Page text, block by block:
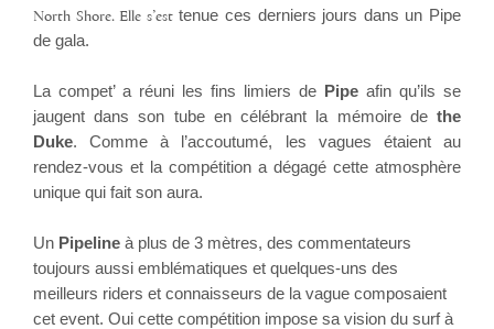
North Shore. Elle s’est tenue ces derniers jours dans un Pipe
de gala.
La compet’ a réuni les fins limiers de Pipe afin qu’ils se
jaugent dans son tube en célébrant la mémoire de the
Duke. Comme à l’accoutumé, les vagues étaient au
rendez-vous et la compétition a dégagé cette atmosphère
unique qui fait son aura.
Un Pipeline à plus de 3 mètres, des commentateurs
toujours aussi emblématiques et quelques-uns des
meilleurs riders et connaisseurs de la vague composaient
cet event. Oui cette compétition impose sa vision du surf à